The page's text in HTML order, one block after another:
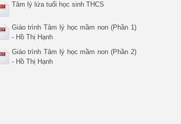
Tâm lý lứa tuổi học sinh THCS
Giáo trình Tâm lý học mầm non (Phần 1)
- Hồ Thị Hạnh
Giáo trình Tâm lý học mầm non (Phần 2)
- Hồ Thị Hạnh